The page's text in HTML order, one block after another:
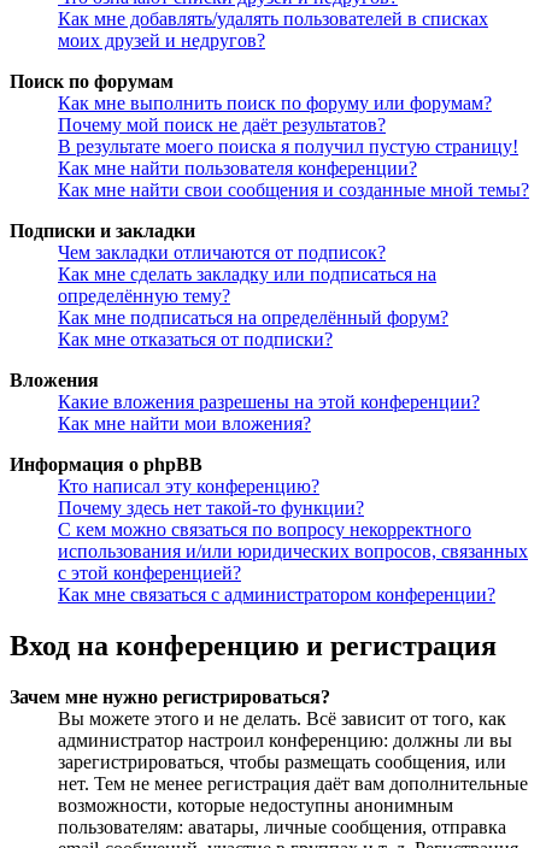
Как мне добавлять/удалять пользователей в списках
моих друзей и недругов?
Поиск по форумам
Как мне выполнить поиск по форуму или форумам?
Почему мой поиск не даёт результатов?
В результате моего поиска я получил пустую страницу!
Как мне найти пользователя конференции?
Как мне найти свои сообщения и созданные мной темы?
Подписки и закладки
Чем закладки отличаются от подписок?
Как мне сделать закладку или подписаться на
определённую тему?
Как мне подписаться на определённый форум?
Как мне отказаться от подписки?
Вложения
Какие вложения разрешены на этой конференции?
Как мне найти мои вложения?
Информация о phpBB
Кто написал эту конференцию?
Почему здесь нет такой-то функции?
С кем можно связаться по вопросу некорректного
использования и/или юридических вопросов, связанных
с этой конференцией?
Как мне связаться с администратором конференции?
Вход на конференцию и регистрация
Зачем мне нужно регистрироваться?
Вы можете этого и не делать. Всё зависит от того, как
администратор настроил конференцию: должны ли вы
зарегистрироваться, чтобы размещать сообщения, или
нет. Тем не менее регистрация даёт вам дополнительные
возможности, которые недоступны анонимным
пользователям: аватары, личные сообщения, отправка